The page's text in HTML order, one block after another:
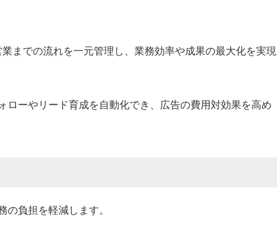
までの流れを一元管理し、業務効率や成果の最大化を実現
ーやリード育成を自動化でき、広告の費用対効果を高め
負担を軽減します。